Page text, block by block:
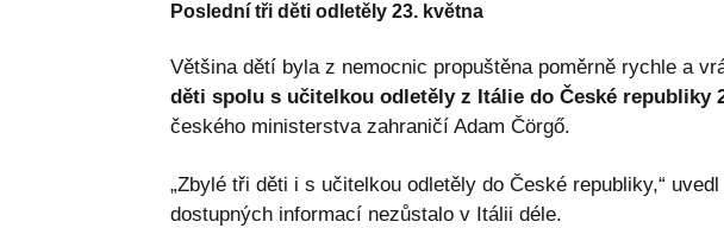
Poslední tři děti odletěly 23. května
Většina dětí byla z nemocnic propuštěna poměrně rychle a
děti spolu s učitelkou odletěly z Itálie do České republiky
českého ministerstva zahraničí Adam Čörgő.
„Zbylé tři děti i s učitelkou odletěly do České republiky,“
dostupných informací nezůstalo v Itálii déle.